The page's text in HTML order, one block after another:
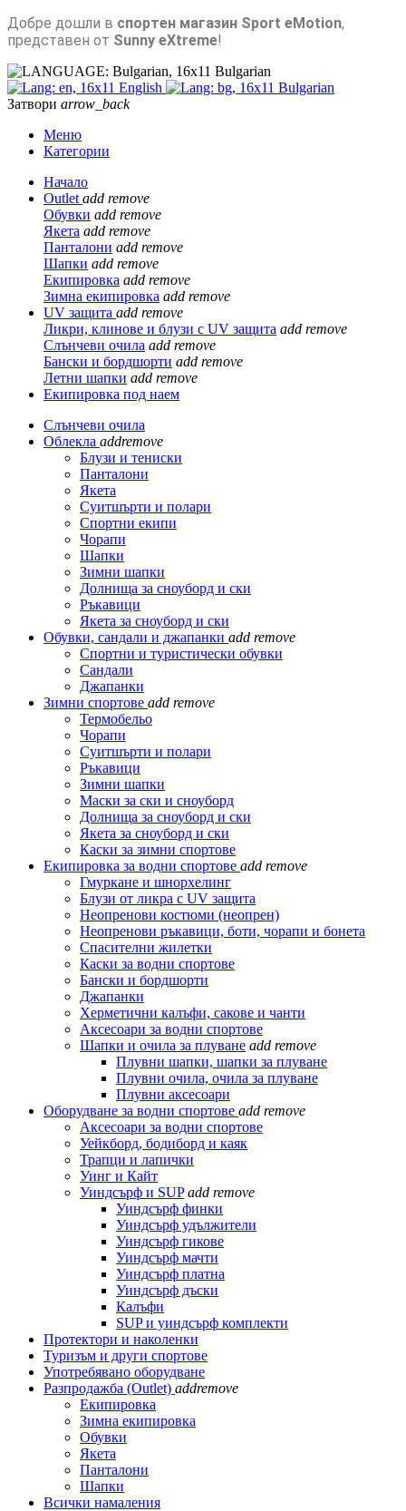
Добре дошли в спортен магазин Sport eMotion,
представен от Sunny eXtreme!
Bulgarian
English
Bulgarian
Затвори arrow_back
Меню
Категории
Начало
Outlet add remove
Обувки add remove
Якета add remove
Панталони add remove
Шапки add remove
Екипировка add remove
Зимна екипировка add remove
UV защита add remove
Ликри, клинове и блузи с UV защита add remove
Слънчеви очила add remove
Бански и бордшорти add remove
Летни шапки add remove
Екипировка под наем
Слънчеви очила
Облекла addremove
Блузи и тениски
Панталони
Якета
Суитшърти и полари
Спортни екипи
Чорапи
Шапки
Зимни шапки
Долнища за сноуборд и ски
Ръкавици
Якета за сноуборд и ски
Обувки, сандали и джапанки add remove
Спортни и туристически обувки
Сандали
Джапанки
Зимни спортове add remove
Термобельо
Чорапи
Суитшърти и полари
Ръкавици
Зимни шапки
Маски за ски и сноуборд
Долнища за сноуборд и ски
Якета за сноуборд и ски
Каски за зимни спортове
Екипировка за водни спортове add remove
Гмуркане и шнорхелинг
Блузи от ликра с UV защита
Неопренови костюми (неопрен)
Неопренови ръкавици, боти, чорапи и бонета
Спасителни жилетки
Каски за водни спортове
Бански и бордшорти
Джапанки
Херметични калъфи, сакове и чанти
Аксесоари за водни спортове
Шапки и очила за плуване add remove
Плувни шапки, шапки за плуване
Плувни очила, очила за плуване
Плувни аксесоари
Оборудване за водни спортове add remove
Аксесоари за водни спортове
Уейкборд, бодиборд и каяк
Трапци и лапички
Уинг и Кайт
Уиндсърф и SUP add remove
Уиндсърф финки
Уиндсърф удължители
Уиндсърф гикове
Уиндсърф мачти
Уиндсърф платна
Уиндсърф дъски
Калъфи
SUP и уиндсърф комплекти
Протектори и наколенки
Туризъм и други спортове
Употребявано оборудване
Разпродажба (Outlet) addremove
Екипировка
Зимна екипировка
Обувки
Якета
Панталони
Шапки
Всички намаления